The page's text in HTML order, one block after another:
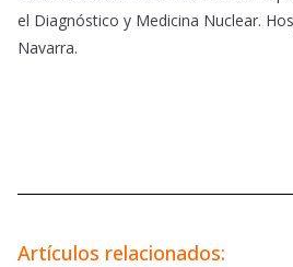
el Diagnóstico y Medicina Nuclear.
Navarra.
Artículos relacionados: